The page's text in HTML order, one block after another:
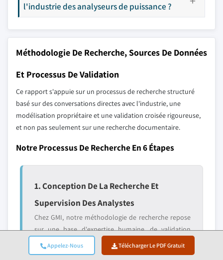
Appelez-Nous Télécharger Le PDF Gratuit
l'industrie des analyseurs de puissance ?
Méthodologie De Recherche, Sources De Données
Et Processus De Validation
Ce rapport s'appuie sur un processus de recherche structuré
basé sur des conversations directes avec l'industrie, une
modélisation propriétaire et une validation croisée rigoureuse,
et non pas seulement sur une recherche documentaire.
Notre Processus De Recherche En 6 Étapes
1. Conception De La Recherche Et
Supervision Des Analystes
Chez GMI, notre méthodologie de recherche repose
sur une base d'expertise humaine, de validation
rigoureuse et de transparence totale. Chaque
insight, analyse de tendance et prévision dans nos